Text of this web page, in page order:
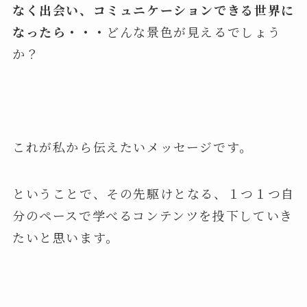
なく出会い、コミュニケーションできる世界に
なったら・・・ どんな景色が見えるでしょう
か？
これが私から伝えたいメッセージです。
ということで、その先駆けとなる、１つ１つ自
分のペースで学べるコンテンツを投下していき
たいと思います。